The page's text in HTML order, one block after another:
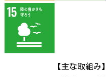
【主な取組み】